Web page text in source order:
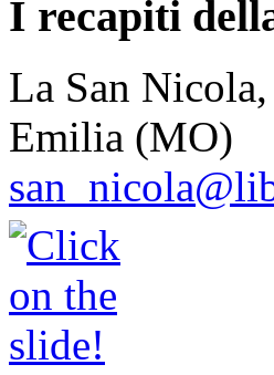
I recapiti
La San
Emilia (MO)